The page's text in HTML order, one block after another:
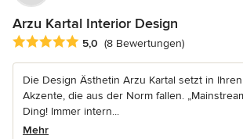
Arzu Kartal Interior Design
Durchschnittliche Bewertung: 5 von 5
5,0 (8 Bewertungen)
Die Design Ästhetin Arzu Kartal setzt in
Akzente, die aus der Norm fallen.
Ding! Immer intern...
Mehr